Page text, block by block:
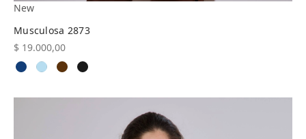
New
Musculosa 2873
$ 19.000,00